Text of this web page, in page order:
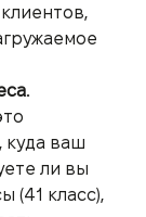
куда ваш
ли вы
(41 класс),